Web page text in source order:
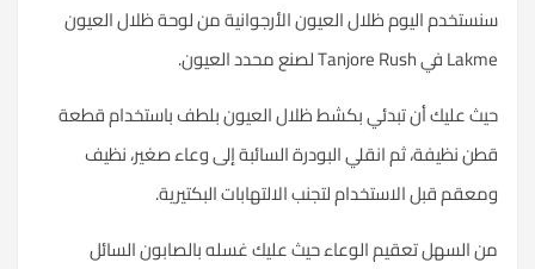
سنستخدم اليوم ظلال العيون الأرجوانية من لوحةظلال العيون
Lakme في Tanjore Rush لصنع محدد العيون.
حيث عليك أن تبدئي بكشط ظلال العيون بلطف باستخدام قطعة
قطن نظيفة، ثم انقلي البودرة السائبة إلى وعاء صغير، نظيف
ومعقم قبل الاستخدام لتجنب الالتهابات البكتيرية.
من السهل تعقيم الوعاء حيث عليك غسله بالصابون السائل